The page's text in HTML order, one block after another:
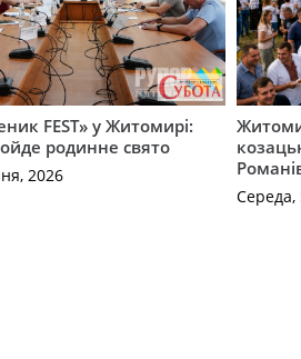
FEST» у Житомирі:
родинне свято
2026
Середа,